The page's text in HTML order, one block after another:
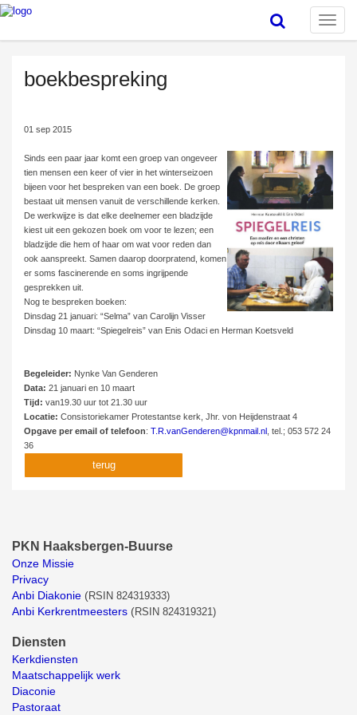
Toggle
boekbespreking
01 sep 2015
Sinds een paar jaar komt een groep van ongeveer
tien mensen een keer of vier in het winterseizoen
bijeen voor het bespreken van een boek. De groep
bestaat uit mensen vanuit de verschillende kerken.
De werkwijze is dat elke deelnemer een bladzijde
kiest uit een gekozen boek om voor te lezen; een
bladzijde die hem of haar om wat voor reden dan
ook aanspreekt. Samen daarop doorpratend, komen
er soms fascinerende en soms ingrijpende
gesprekken uit.
Nog te bespreken boeken:
Dinsdag 21 januari: “Selma” van Carolijn Visser
Dinsdag 10 maart: “Spiegelreis” van Enis Odaci en Herman Koetsveld
Begeleider: Nynke Van Genderen
Data: 21 januari en 10 maart
Tijd: van19.30 uur tot 21.30 uur
Locatie: Consistoriekamer Protestantse kerk, Jhr. von Heijdenstraat 4
Opgave per email of telefoon: T.R.vanGenderen@kpnmail.nl , tel.; 053 572 24
36
terug
PKN Haaksbergen-Buurse
Onze Missie
Privacy
Anbi Diakonie (RSIN 824319333)
Anbi Kerkrentmeesters (RSIN 824319321)
Diensten
Kerkdiensten
Maatschappelijk werk
Diaconie
Pastoraat